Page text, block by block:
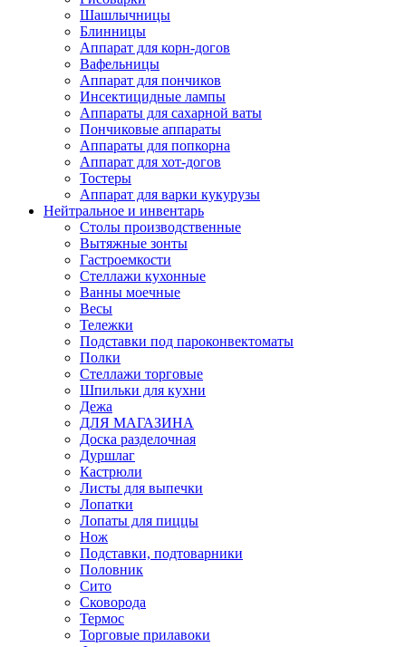
Шашлычницы
Блинницы
Аппарат для корн-догов
Вафельницы
Аппарат для пончиков
Инсектицидные лампы
Аппараты для сахарной ваты
Пончиковые аппараты
Аппараты для попкорна
Аппарат для хот-догов
Тостеры
Аппарат для варки кукурузы
Нейтральное и инвентарь
Столы производственные
Вытяжные зонты
Гастроемкости
Стеллажи кухонные
Ванны моечные
Весы
Тележки
Подставки под пароконвектоматы
Полки
Стеллажи торговые
Шпильки для кухни
Дежа
ДЛЯ МАГАЗИНА
Доска разделочная
Дуршлаг
Кастрюли
Листы для выпечки
Лопатки
Лопаты для пиццы
Нож
Подставки, подтоварники
Половник
Сито
Сковорода
Термос
Торговые прилавоки